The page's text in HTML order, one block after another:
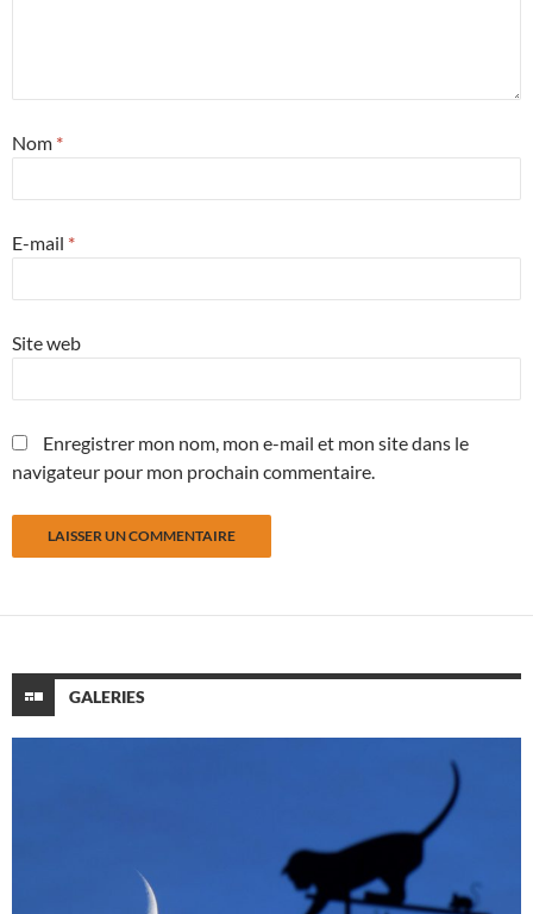
Nom *
E-mail *
Site web
Enregistrer mon nom, mon e-mail et mon site dans le
navigateur pour mon prochain commentaire.
GALERIES